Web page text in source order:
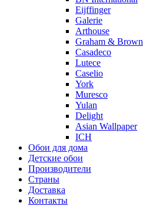
Eijffinger
Galerie
Arthouse
Graham & Brown
Casadeco
Lutece
Caselio
York
Muresco
Yulan
Delight
Asian Wallpaper
ICH
Обои для дома
Детские обои
Производители
Страны
Доставка
Контакты